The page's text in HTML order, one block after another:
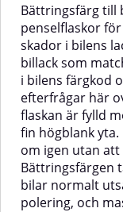
och om igen utan att
torkar i flaskan.
tål alla de kemiska
påfrestningarna bilar
utsätts för tex.
polering, och
Bättringsfärg till
penselflaskor
skador i bilens
billack som
i bilens färgkod
efterfrågar här
flaskan är fylld
fin högblank yta.
om igen utan
Bättringsfärgen
bilar normalt
polering, och